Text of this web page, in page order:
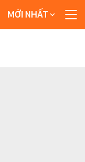
MỚI NHẤT